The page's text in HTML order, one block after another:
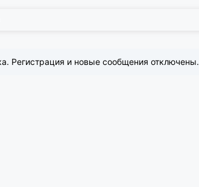
Регистрация и новые сообщения отключены.